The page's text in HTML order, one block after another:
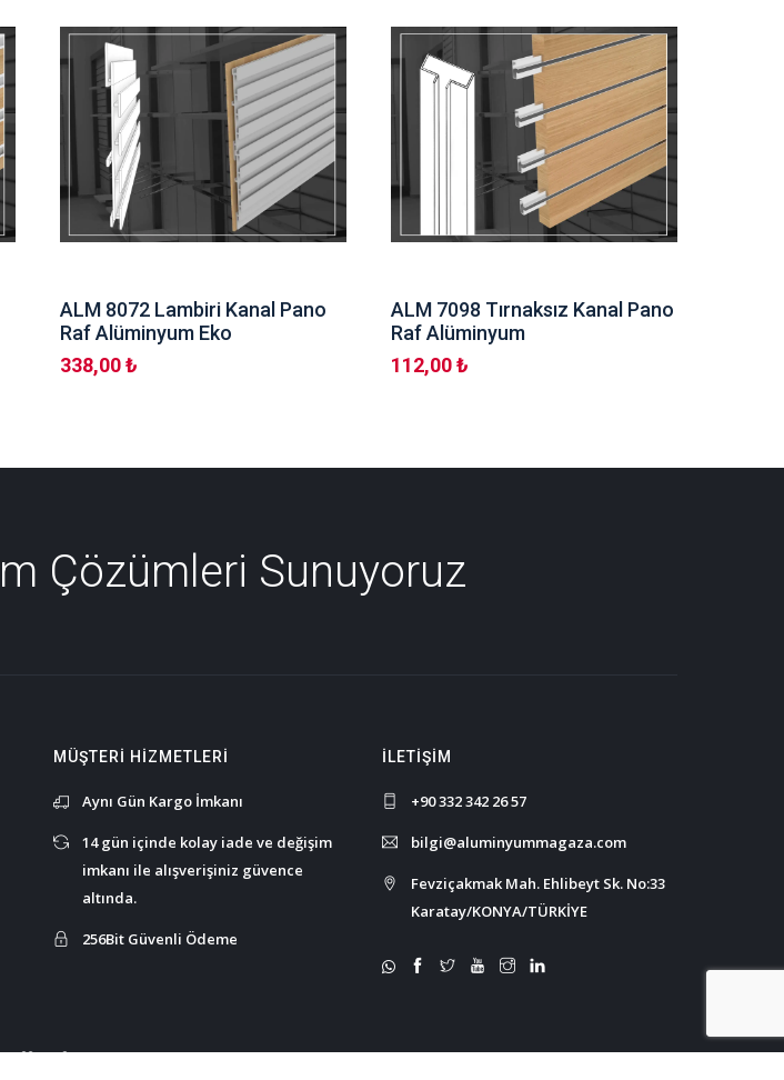
ALM 8072 Lambiri Kanal Pano
Raf Alüminyum Eko
338,00 ₺
ALM 7098 Tırnaksız Kanal Pano
Raf Alüminyum
112,00 ₺
Çözümleri Sunuyoruz
MÜŞTERI HIZMETLERI
Aynı Gün Kargo İmkanı
14 gün içinde kolay iade ve değişim
imkanı ile alışverişiniz güvence
altında.
256Bit Güvenli Ödeme
İLETIŞIM
+90 332 342 26 57
bilgi@aluminyummagaza.com
Fevziçakmak Mah. Ehlibeyt Sk. No:33
Karatay/KONYA/TÜRKİYE